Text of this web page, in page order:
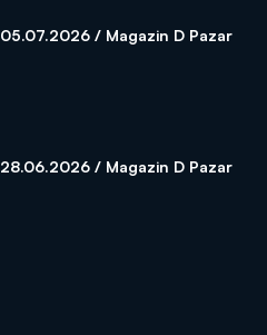
05.07.2026 / Magazin D Pazar
28.06.2026 / Magazin D Pazar